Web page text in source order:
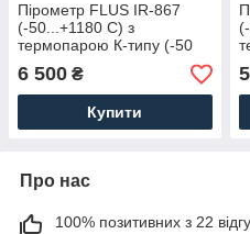
Пірометр FLUS IR-867
(-50...+1180 С) з
термопарою К-типу (-50
°C до +1370 °C) 50:1,
картою пам'яті, ПЗ
6 500 ₴
Купити
Про нас
100% позитивних з 22